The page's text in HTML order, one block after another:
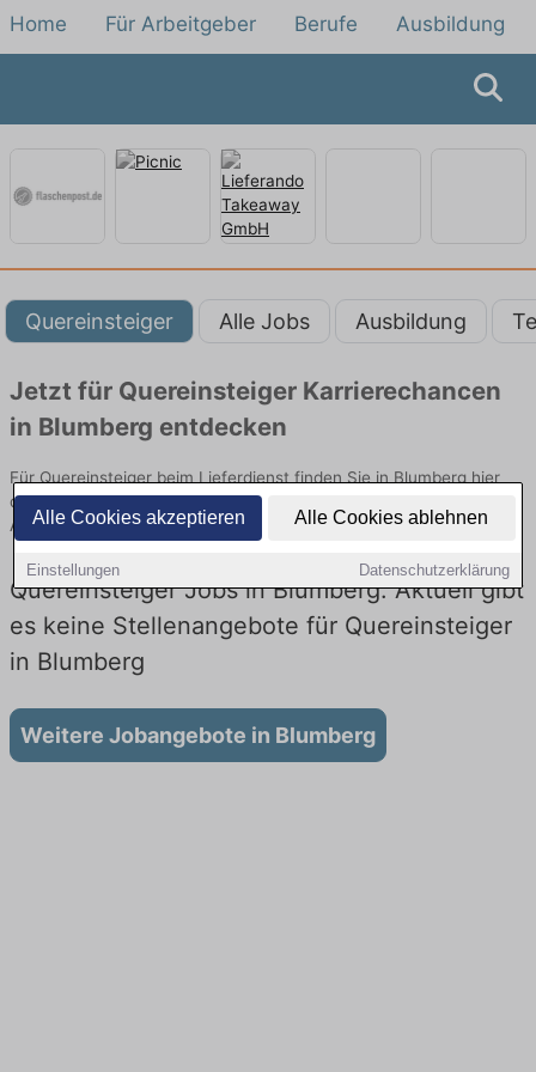
Alle Cookies akzeptieren Alle Cookies ablehnen
Einstellungen Datenschutzerklärung
Home Für Arbeitgeber Berufe Ausbildung
Quereinsteiger Alle Jobs Ausbildung
Jetzt für Quereinsteiger Karrierechancen
in Blumberg entdecken
Für Quereinsteiger beim Lieferdienst finden Sie in Blumberg hier
die aktuellsten Angebote. Entdecken Sie freie Optionen von Top-
Arbeitgebern und bewerben Sie sich noch heute.
Quereinsteiger Jobs in Blumberg: Aktuell gibt
es keine Stellenangebote für Quereinsteiger
in Blumberg
Weitere Jobangebote in Blumberg